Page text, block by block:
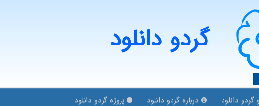
گردو دانلود
گردو دانلود درباره گردو دانلود پروژه گردو دانلود